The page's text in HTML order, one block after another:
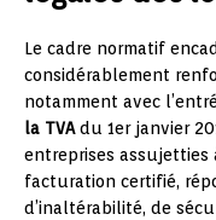
Le cadre normatif
considérablement
notamment avec
la TVAdu 1er janvier
entreprises assujetties
facturation certifié,
d’inaltérabilité, de